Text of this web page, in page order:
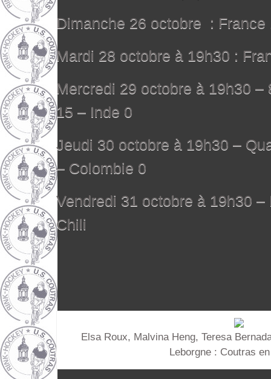
Dimanche 26 octobre : France
Mardi 28 octobre à 19h30 :
Mercredi 29 octobre à 19h30
15 – Inde 0
Jeudi 30 octobre à 19h30 –
– Colombie 0
Vendredi 31 octobre à 19h30
Chili
Elsa Roux, Malvina Heng, Teresa
Leborgne : Coutras